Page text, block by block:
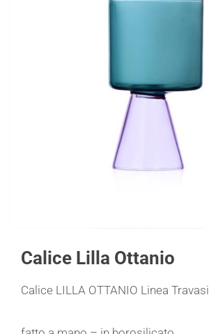
Calice Lilla Ottanio
Calice LILLA OTTANIO Linea Travasi